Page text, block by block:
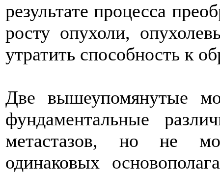
результате процесса
росту опухоли,
утратить способность к
Две вышеупомянутые
фундаментальные
метастазов, но не
одинаковых